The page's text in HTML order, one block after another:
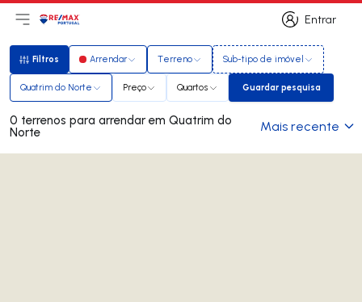
Entrar
Entrar
Abri menu principal
LogoIr para página inicial
Filtros
Filtros Arrendar Terreno Sub-tipo de imóvel
Quatrim do Norte Preço Quartos Guardar pesquisa
Guardar pesquisa
0 terrenos para arrendar em Quatrim do
Norte Mais recente